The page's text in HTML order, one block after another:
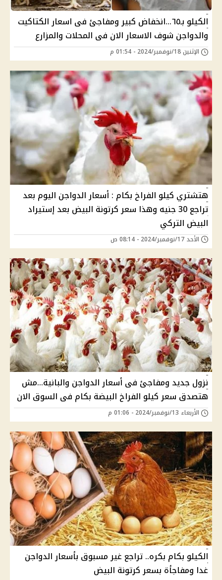
الكيلو بـ٦٥...انخفاض كبير ومفاجئ فى اسعار الكتاكيت
والدواجن شوف الاسعار الان فى المحلات والمزارع
الإثنين 18/نوفمبر/2024 - 01:54 م
هتشتري كيلو الفراخ بكام : أسعار الدواجن اليوم بعد
تراجع 30 جنيه وهذا سعر كرتونة البيض بعد إستيراد
البيض التركي
الأحد 17/نوفمبر/2024 - 08:14 ص
نزول جديد ومفاجئ فى أسعار الدواجن والبانية...مش
هتصدق سعر كيلو الفراخ البيضة بكام فى السوق الان
الأربعاء 13/نوفمبر/2024 - 01:06 م
الكيلو بكام بكره.. تراجع غير مسبوق بأسعار الدواجن
غدا ومفاجأة بسعر كرتونة البيض